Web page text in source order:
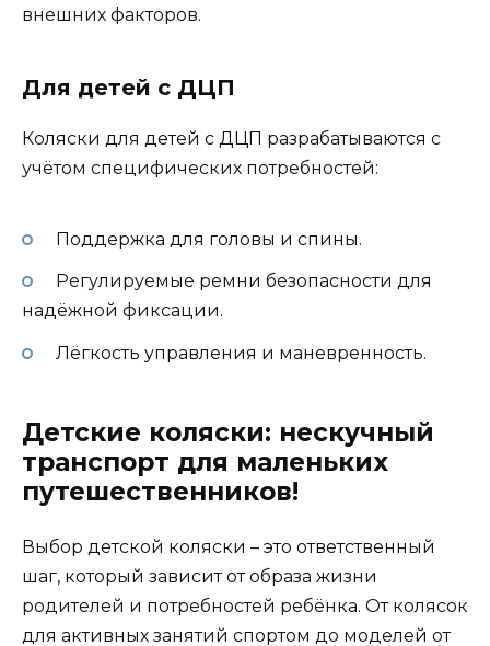
внешних факторов.
Для детей с ДЦП
Коляски для детей с ДЦП разрабатываются с
учётом специфических потребностей:
Поддержка для головы и спины.
Регулируемые ремни безопасности для
надёжной фиксации.
Лёгкость управления и маневренность.
Детские коляски: нескучный
транспорт для маленьких
путешественников!
Выбор детской коляски – это ответственный
шаг, который зависит от образа жизни
родителей и потребностей ребёнка. От колясок
для активных занятий спортом до моделей от